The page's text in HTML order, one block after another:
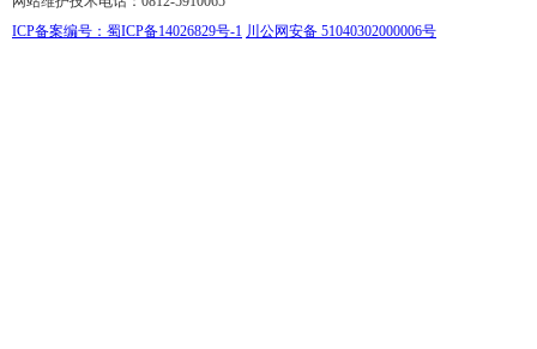
ICP备案编号：蜀ICP备14026829号-1 川公网安备 51040302000006号